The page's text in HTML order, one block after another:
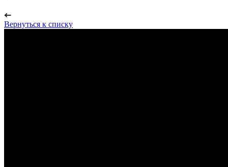
Вернуться к списку